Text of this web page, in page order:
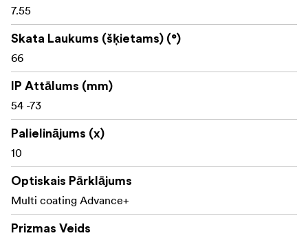
Rokasgrāmata
somiņa ar siksniņu
Objektīva pārsegs
Okulāra pārsegs
7.55
Skata Laukums (šķietams) (°)
66
IP Attālums (mm)
54 -73
Palielinājums (x)
10
Optiskais Pārklājums
Multi coating Advance+
Prizmas Veids